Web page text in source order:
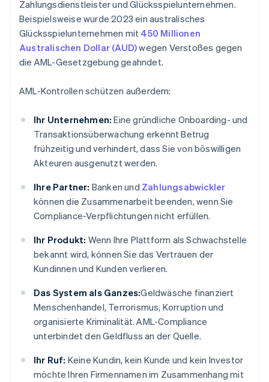
Zahlungsdienstleister und Glücksspielunternehmen.
Beispielsweise wurde 2023 ein australisches
Glücksspielunternehmen mit 450 Millionen
Australischen Dollar (AUD)wegen Verstoßes gegen
die AML-Gesetzgebung geahndet.
AML-Kontrollen schützen außerdem:
Ihr Unternehmen: Eine gründliche Onboarding- und
Transaktionsüberwachung erkennt Betrug
frühzeitig und verhindert, dass Sie von böswilligen
Akteuren ausgenutzt werden.
Ihre Partner: Banken und Zahlungsabwickler
können die Zusammenarbeit beenden, wenn Sie
Compliance-Verpflichtungen nicht erfüllen.
Ihr Produkt: Wenn Ihre Plattform als Schwachstelle
bekannt wird, können Sie das Vertrauen der
Kundinnen und Kunden verlieren.
Das System als Ganzes:Geldwäsche finanziert
Menschenhandel, Terrorismus, Korruption und
organisierte Kriminalität. AML-Compliance
unterbindet den Geldfluss an der Quelle.
Ihr Ruf: Keine Kundin, kein Kunde und kein Investor
möchte Ihren Firmennamen im Zusammenhang mit